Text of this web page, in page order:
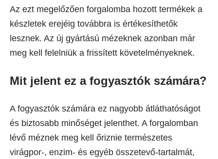
Az ezt megelőzően forgalomba hozott termékek a
készletek erejéig továbbra is értékesíthetők
lesznek. Az új gyártású mézeknek azonban már
meg kell felelniük a frissített követelményeknek.
Mit jelent ez a fogyasztók számára?
A fogyasztók számára ez nagyobb átláthatóságot
és biztosabb minőséget jelenthet. A forgalomban
lévő méznek meg kell őriznie természetes
virágpor-, enzim- és egyéb összetevő-tartalmát,